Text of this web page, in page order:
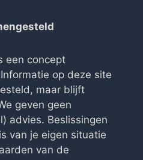
een concept
Informatie op deze site
maar blijft
geven geen
advies. Beslissingen
van je eigen situatie
van de